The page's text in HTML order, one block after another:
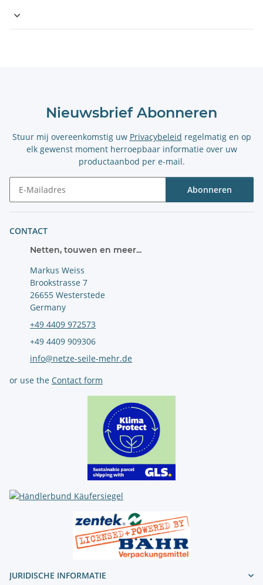
Nieuwsbrief Abonneren
Stuur mij overeenkomstig uw Privacybeleid regelmatig en op
elk gewenst moment herroepbaar informatie over uw
productaanbod per e-mail.
Abonneren
CONTACT
Netten, touwen en meer...
Markus Weiss
Brookstrasse 7
26655 Westerstede
Germany
+49 4409 972573
+49 4409 909306
info@netze-seile-mehr.de
or use the Contact form
JURIDISCHE INFORMATIE